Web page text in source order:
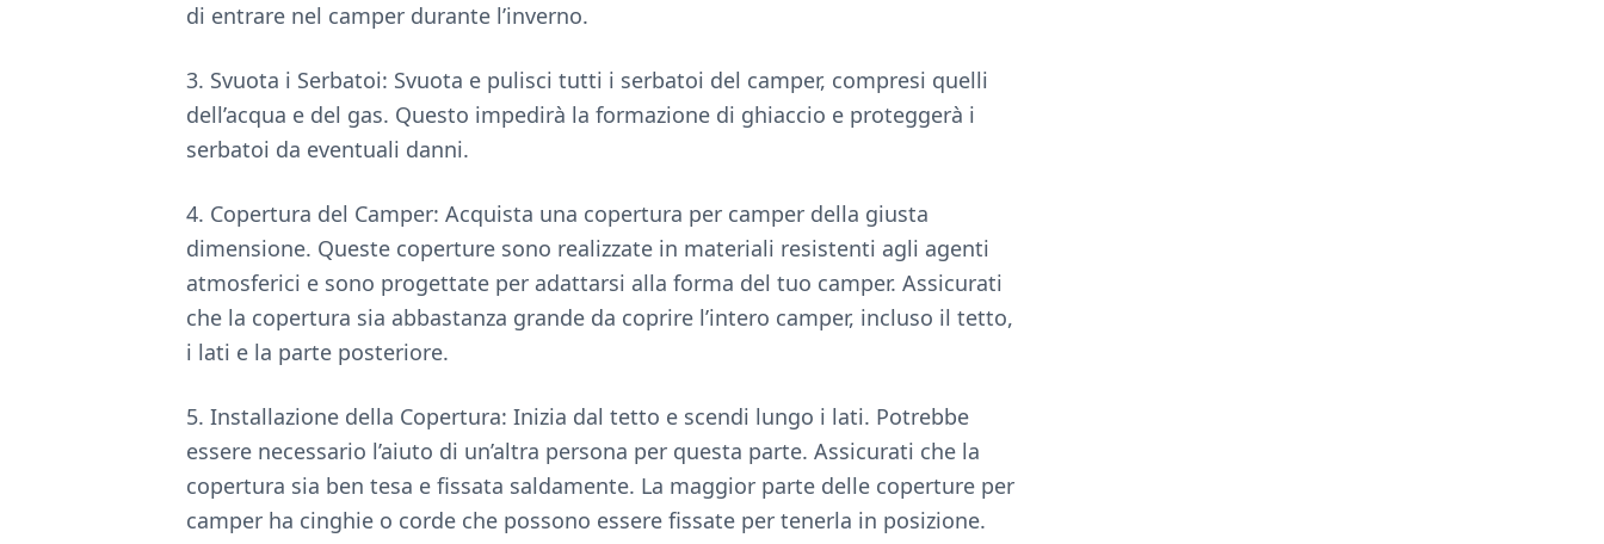
di entrare nel camper durante l’inverno.
3. Svuota i Serbatoi: Svuota e pulisci tutti i serbatoi del camper, compresi quelli
dell’acqua e del gas. Questo impedirà la formazione di ghiaccio e proteggerà i
serbatoi da eventuali danni.
4. Copertura del Camper: Acquista una copertura per camper della giusta
dimensione. Queste coperture sono realizzate in materiali resistenti agli agenti
atmosferici e sono progettate per adattarsi alla forma del tuo camper. Assicurati
che la copertura sia abbastanza grande da coprire l’intero camper, incluso il tetto,
i lati e la parte posteriore.
5. Installazione della Copertura: Inizia dal tetto e scendi lungo i lati. Potrebbe
essere necessario l’aiuto di un’altra persona per questa parte. Assicurati che la
copertura sia ben tesa e fissata saldamente. La maggior parte delle coperture per
camper ha cinghie o corde che possono essere fissate per tenerla in posizione.